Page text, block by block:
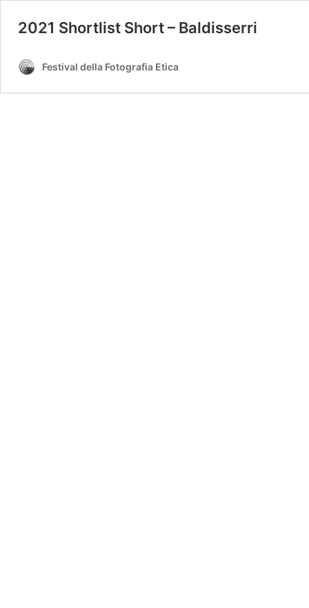
2021 Shortlist Short – Baldisserri
Festival della Fotografia Etica